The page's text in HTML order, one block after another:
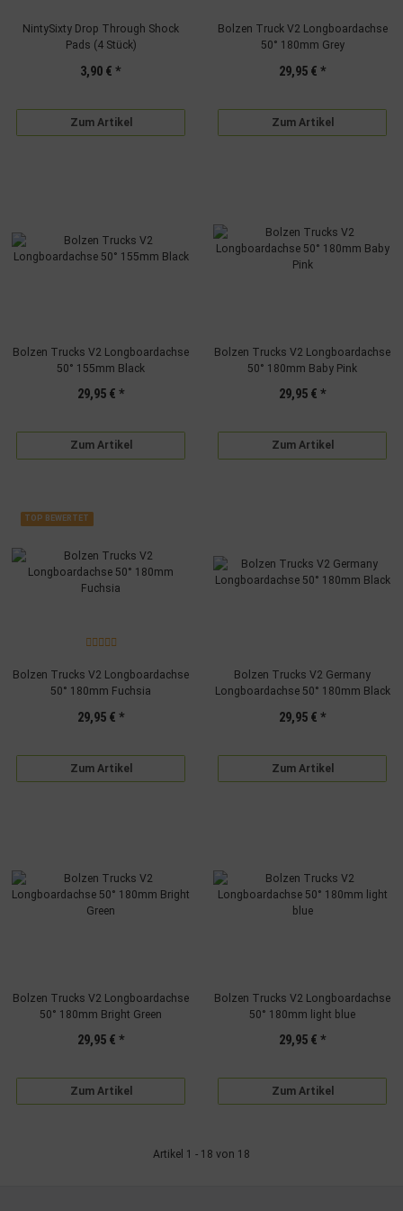
NintySixty Drop Through Shock
Pads (4 Stück)
3,90 € *
Zum Artikel
Bolzen Truck V2 Longboardachse
50° 180mm Grey
29,95 € *
Zum Artikel
Bolzen Trucks V2 Longboardachse
50° 155mm Black
29,95 € *
Zum Artikel
Bolzen Trucks V2 Longboardachse
50° 180mm Baby Pink
29,95 € *
Zum Artikel
TOP BEWERTET
Bolzen Trucks V2 Longboardachse
50° 180mm Fuchsia
29,95 € *
Zum Artikel
Bolzen Trucks V2 Germany
Longboardachse 50° 180mm Black
29,95 € *
Zum Artikel
Bolzen Trucks V2 Longboardachse
50° 180mm Bright Green
29,95 € *
Zum Artikel
Bolzen Trucks V2 Longboardachse
50° 180mm light blue
29,95 € *
Zum Artikel
Artikel 1 - 18 von 18